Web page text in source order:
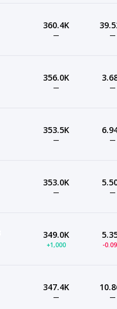
360.4K
— —
356.0K
— —
353.5K
— —
353.0K
— —
349.0K
+1,000 -
347.4K
— —